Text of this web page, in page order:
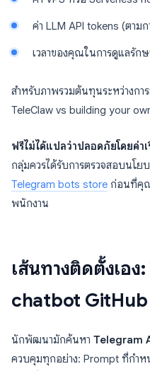
ค่า LLM API tokens (ตามก
เวลาของคุณในการดูแลรัก
สำหรับภาพรวมต้นทุนระหว่างกา
TeleClaw vs building your
ฟรีไม่ได้แปลว่าปลอดภัยโดยค่า
กลุ่มควรได้รับการตรวจสอบนโย
Telegram bots store ก่อนที่คุ
พนักงาน
เส้นทางติดตั้งเอ
chatbot
นักพัฒนามักค้นหา Telegram
ควบคุมทุกอย่าง: Prompt ที่กำห